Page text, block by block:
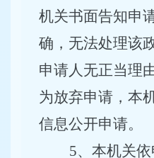
机关书面告知申
确，无法处理该
申请人无正当理
为放弃申请，本
信息公开申请。
5、本机关